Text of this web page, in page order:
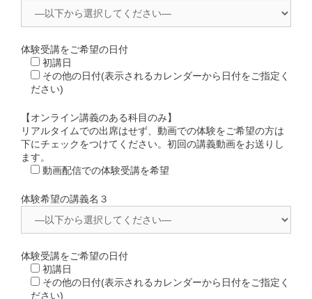
体験受講をご希望の日付
初講日
その他の日付(表示されるカレンダーから日付をご指定く
ださい)
【オンライン講義のある科目のみ】
リアルタイムでの出席はせず、動画での体験をご希望の方は
下にチェックをつけてください。初回の講義動画をお送りし
ます。
動画配信での体験受講を希望
体験希望の講義名３
体験受講をご希望の日付
初講日
その他の日付(表示されるカレンダーから日付をご指定く
ださい)